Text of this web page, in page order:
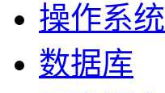
操作系统
数据库